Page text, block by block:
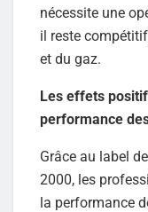
nécessite une
il reste
et du gaz.
Les effets
performance
Grâce au label
2000, les
la performance